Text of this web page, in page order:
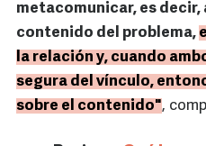
metacomunicar, es decir,
contenido del problema,
la relación y, cuando
segura del vínculo,
sobre el contenido",